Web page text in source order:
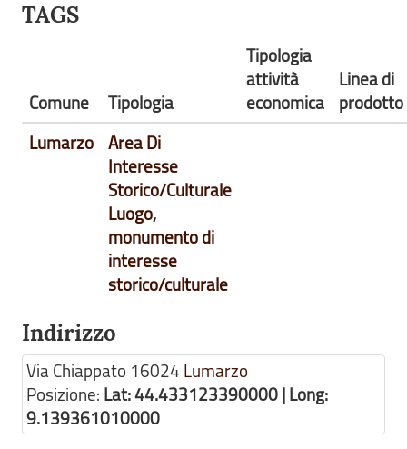
TAGS
Comune Tipologia
Tipologia
attività
economica
Linea di
prodotto
Lumarzo
Area Di
Interesse
Storico/Culturale
Luogo,
monumento di
interesse
storico/culturale
Indirizzo
Via Chiappato 16024 Lumarzo
Posizione: Lat: 44.433123390000 | Long:
9.139361010000